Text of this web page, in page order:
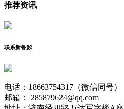
推荐资讯
联系新鲁影
电话：18663754317（微信同号）
邮箱： 285879624@qq.com